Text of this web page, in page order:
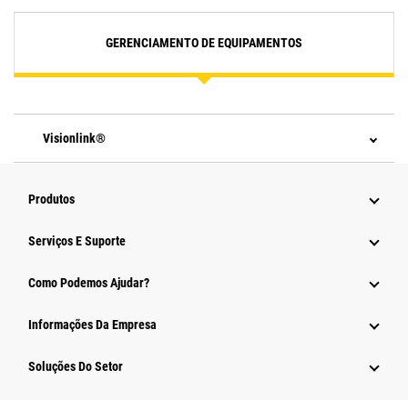
GERENCIAMENTO DE EQUIPAMENTOS
Visionlink®
Produtos
Serviços E Suporte
Como Podemos Ajudar?
Informações Da Empresa
Soluções Do Setor